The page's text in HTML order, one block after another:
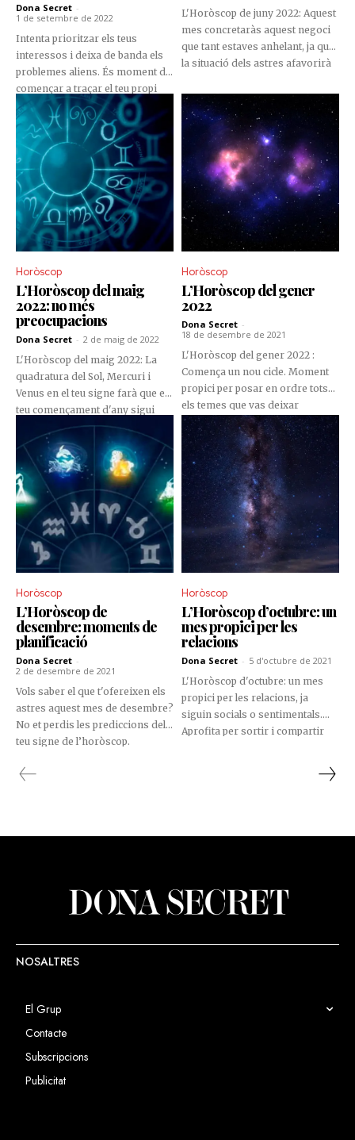
Dona Secret -
1 de setembre de 2022
Intenta prioritzar els teus
interessos i deixa de banda els
problemes aliens. És moment de
començar a traçar el teu propi
camí i de treballar molt
intensament per aconseguir
aquelles fites que vols assolir.
Tard o d'hora els teus esforços
et donaran la recompensa.
L'Horòscop de juny 2022: Aquest
mes concretaràs aquest negoci
que tant estaves anhelant, ja que
la situació dels astres afavorirà
Horòscop
L’Horòscop del maig
2022: no més
preocupacions
Dona Secret - 2 de maig de 2022
L'Horòscop del maig 2022: La
quadratura del Sol, Mercuri i
Venus en el teu signe farà que el
teu començament d'any sigui
una mica problemàtic. Per això,
has d'evitar els conflictes i
deixar de banda les teves
ambicions.
Horòscop
L’Horòscop del gener
2022
Dona Secret -
18 de desembre de 2021
L'Horòscop del gener 2022 :
Comença un nou cicle. Moment
propici per posar en ordre tots
els temes que vas deixar
pendents en els últims mesos.
Horòscop
L’Horòscop de
desembre: moments de
planificació
Dona Secret -
2 de desembre de 2021
Vols saber el que t'ofereixen els
astres aquest mes de desembre?
No et perdis les prediccions del
teu signe de l’horòscop.
Horòscop
L’Horòscop d’octubre: un
mes propici per les
relacions
Dona Secret - 5 d'octubre de 2021
L'Horòscop d'octubre: un mes
propici per les relacions, ja
siguin socials o sentimentals.
Aprofita per sortir i compartir
NOSALTRES
El Grup
Contacte
Subscripcions
Publicitat